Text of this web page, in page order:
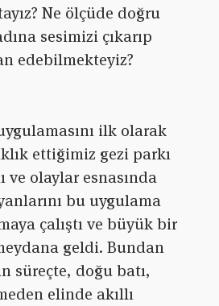
Ne ölçüde doğru
sesimizi çıkarıp
edebilmekteyiz?
ilk olarak
ettiğimiz gezi parkı
ve olaylar esnasında
bu uygulama
çalıştı ve büyük bir
geldi. Bundan
süreçte, doğu batı,
elinde akıllı